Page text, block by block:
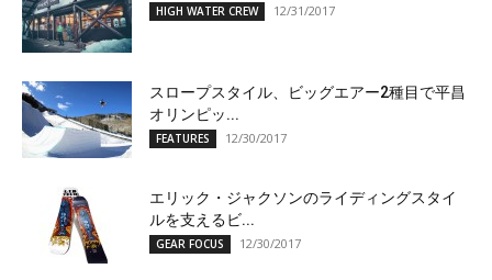
HIGH WATER CREW 12/31/2017
スロープスタイル、ビッグエアー2種目で平昌
オリンピッ...
FEATURES 12/30/2017
エリック・ジャクソンのライディングスタイ
ルを支えるビ...
GEAR FOCUS 12/30/2017